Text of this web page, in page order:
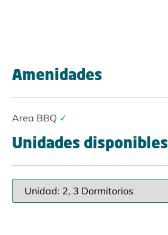
Amenidades
Area BBQ ✓
Unidades disponibles